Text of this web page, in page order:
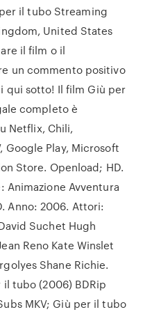
il tubo Streaming
United States
il film o il
un commento positivo
qui sotto! Il film Giù per
completo è
Netflix, Chili,
Google Play, Microsoft
Store. Openload; HD.
Animazione Avventura
Anno: 2006. Attori:
Suchet Hugh
Reno Kate Winslet
Shane Richie.
tubo (2006) BDRip
MKV; Giù per il tubo